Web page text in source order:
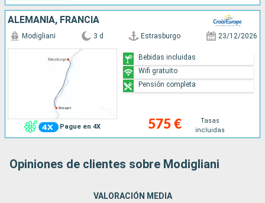
ALEMANIA, FRANCIA
Pague en 4X
Modigliani 3 d Estrasburgo 23/12/2026
575 €
Tasas
incluidas
Bebidas incluidas
Wifi gratuito
Pensión completa
Opiniones de clientes sobre Modigliani
VALORACIÓN MEDIA